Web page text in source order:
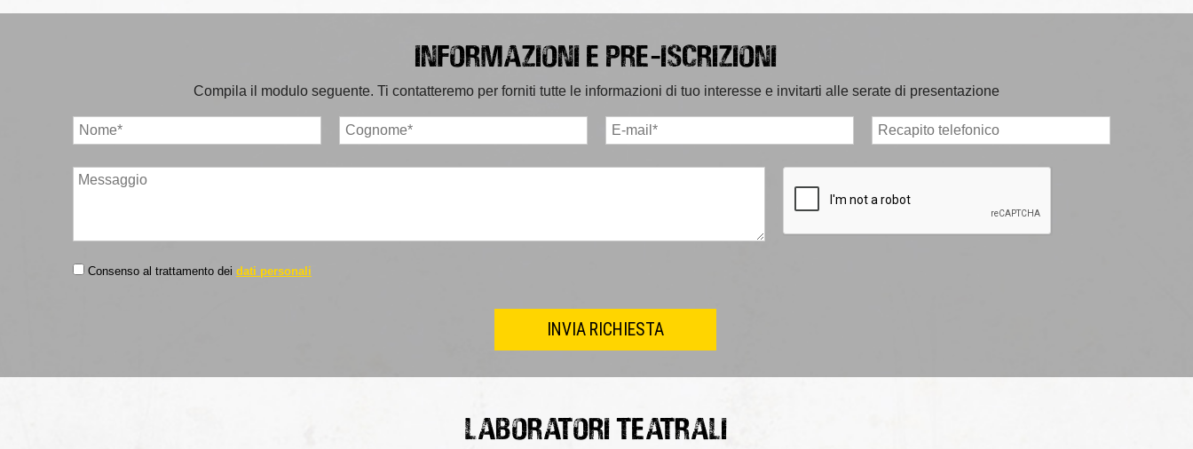
INFORMAZIONI E PRE-ISCRIZIONI
Compila il modulo seguente. Ti contatteremo per forniti tutte le informazioni di tuo interesse e invitarti alle serate di presentazione
Consenso al trattamento dei dati personali
laboratori teatrali